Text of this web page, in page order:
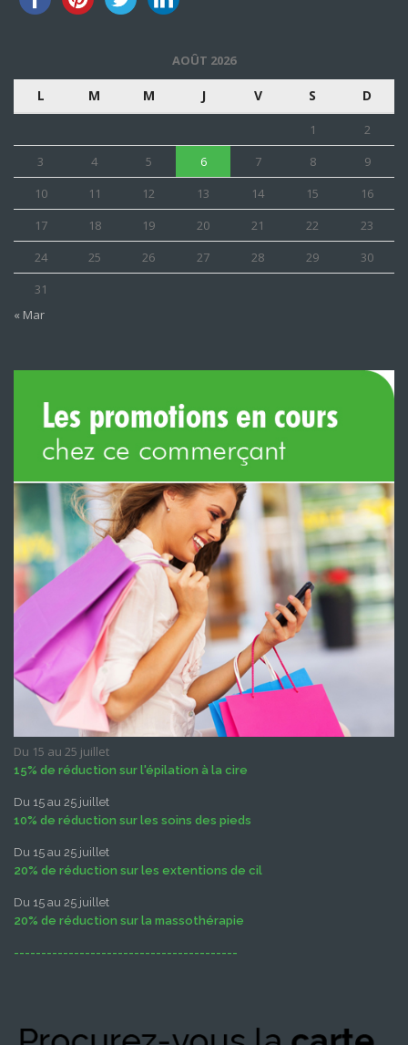
AOÛT 2026
L M M J V S D
1
2
3
4 5 6 7 8
9
10
11 12 13 14 15
16
17
18 19 20 21 22
23
24
25 26 27 28 29
30
31
« Mar
Du 15 au 25 juillet
15% de réduction sur l'épilation à la cire
Du 15 au 25 juillet
10% de réduction sur les soins des pieds
Du 15 au 25 juillet
20% de réduction sur les extentions de cil
Du 15 au 25 juillet
20% de réduction sur la massothérapie
-----------------------------------------